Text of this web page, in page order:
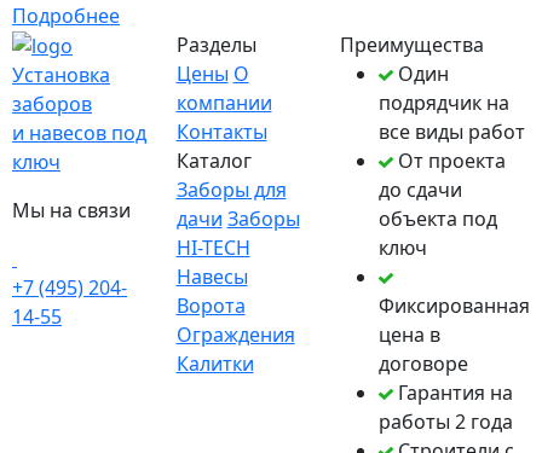
Подробнее
Установка
заборов
и навесов под
ключ
Мы на связи
+7 (495) 204-
14-55
Разделы
Цены О
компании
Контакты
Каталог
Заборы для
дачи Заборы
HI-TECH
Навесы
Ворота
Ограждения
Калитки
Преимущества
Один
подрядчик на
все виды работ
От проекта
до сдачи
объекта под
ключ
Фиксированная
цена в
договоре
Гарантия на
работы 2 года